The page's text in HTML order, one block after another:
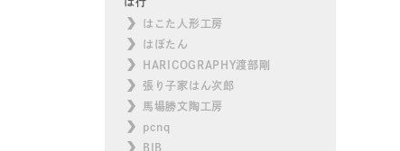
はこた人形工房
はぼたん
HARICOGRAPHY渡部剛
張り子家はん次郎
馬場勝文陶工房
pcnq
BIB